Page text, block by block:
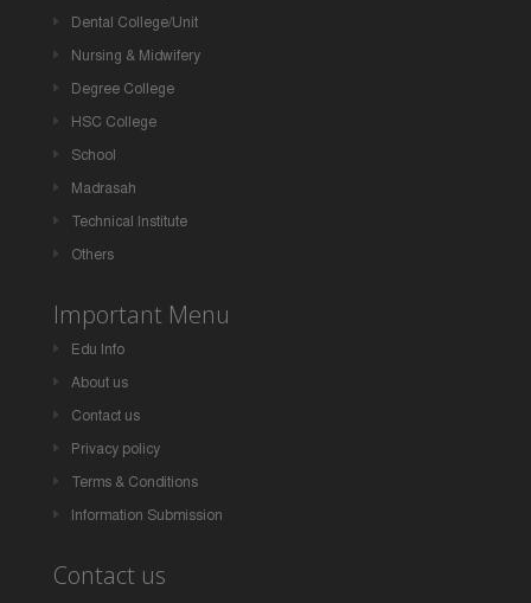
Dental College/Unit
Nursing & Midwifery
Degree College
HSC College
School
Madrasah
Technical Institute
Others
Important Menu
Edu Info
About us
Contact us
Privacy policy
Terms & Conditions
Information Submission
Contact us